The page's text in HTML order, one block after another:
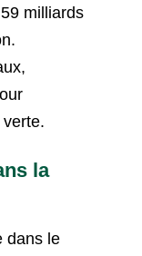
milliards
la
dans le